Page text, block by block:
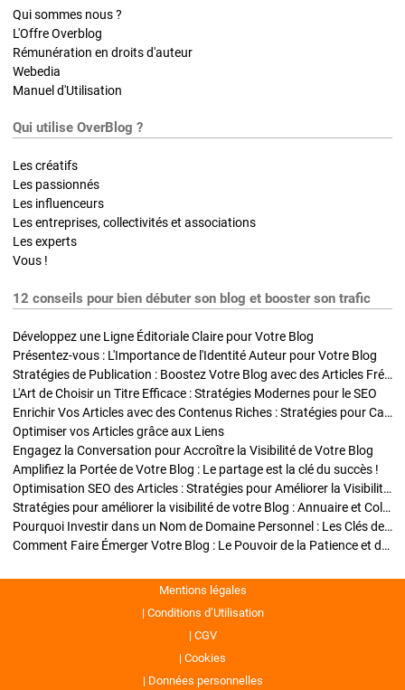
Qui sommes nous ?
L'Offre Overblog
Rémunération en droits d'auteur
Webedia
Manuel d'Utilisation
Qui utilise OverBlog ?
Les créatifs
Les passionnés
Les influenceurs
Les entreprises, collectivités et associations
Les experts
Vous !
12 conseils pour bien débuter son blog et booster son trafic
Développez une Ligne Éditoriale Claire pour Votre Blog
Présentez-vous : L'Importance de l'Identité Auteur pour Votre Blog
Stratégies de Publication : Boostez Votre Blog avec des Articles Fréquents et Exclusifs
L'Art de Choisir un Titre Efficace : Stratégies Modernes pour le SEO
Enrichir Vos Articles avec des Contenus Riches : Stratégies pour Captiver et Optimiser
Optimiser vos Articles grâce aux Liens
Engagez la Conversation pour Accroître la Visibilité de Votre Blog
Amplifiez la Portée de Votre Blog : Le partage est la clé du succès !
Optimisation SEO des Articles : Stratégies pour Améliorer la Visibilité de Votre Blog
Stratégies pour améliorer la visibilité de votre Blog : Annuaire et Collaborations
Pourquoi Investir dans un Nom de Domaine Personnel : Les Clés de la Réussite de Votre Blog
Comment Faire Émerger Votre Blog : Le Pouvoir de la Patience et de la Persévérance
Mentions légales
Conditions d’Utilisation
CGV
Cookies
Données personnelles